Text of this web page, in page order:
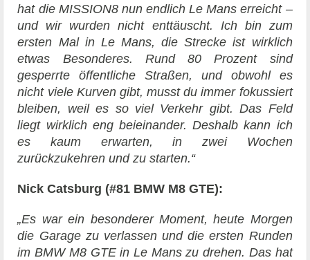
hat die MISSION8 nun endlich Le Mans erreicht –
und wir wurden nicht enttäuscht. Ich bin zum
ersten Mal in Le Mans, die Strecke ist wirklich
etwas Besonderes. Rund 80 Prozent sind
gesperrte öffentliche Straßen, und obwohl es
nicht viele Kurven gibt, musst du immer fokussiert
bleiben, weil es so viel Verkehr gibt. Das Feld
liegt wirklich eng beieinander. Deshalb kann ich
es kaum erwarten, in zwei Wochen
zurückzukehren und zu starten.“
Nick Catsburg (#81 BMW M8 GTE):
„Es war ein besonderer Moment, heute Morgen
die Garage zu verlassen und die ersten Runden
im BMW M8 GTE in Le Mans zu drehen. Das hat